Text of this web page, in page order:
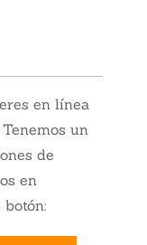
en línea
un
de
en